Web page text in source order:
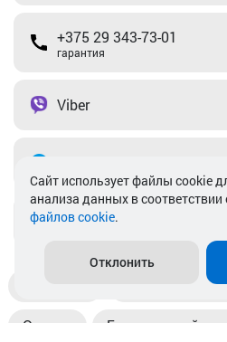
+375 29 343-73-01
гарантия
Viber
info@akkamulik.by
Пункты
Оплата Безналичный
Cайт использует файлы cookie
анализа данных в соответствии
файлов cookie.
Отклонить